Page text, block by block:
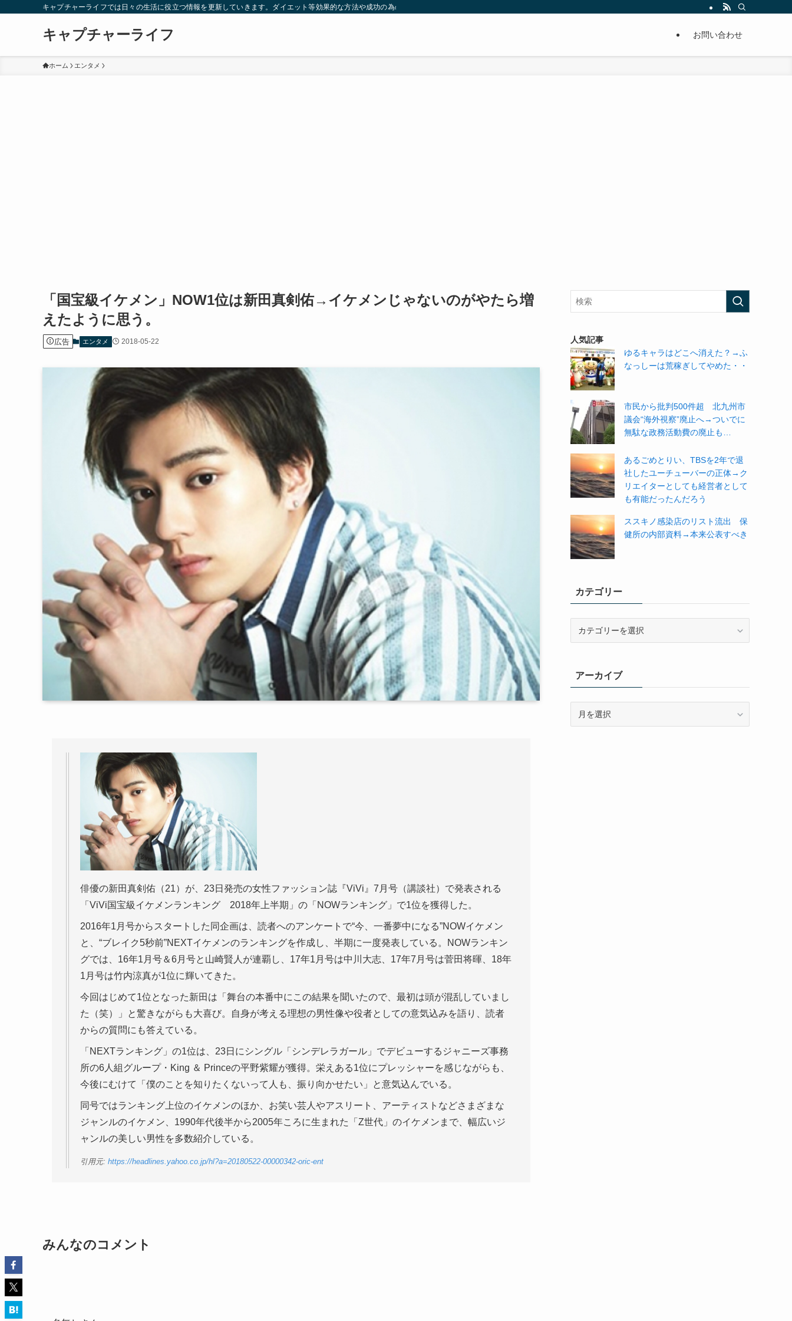
キャプチャーライフでは日々の生活に役立つ情報を更新していきます。ダイエット等効果的な方法や成功の為の秘訣等。太ったり悩んでいる方々が簡単に痩せることが出来るように分かりやすくまとめています。
キャプチャーライフ お問い合わせ
ホーム エンタメ
「国宝級イケメン」NOW1位は新田真剣佑→イケメンじゃないのがやたら増
えたように思う。
広告 エンタメ 2018-05-22
俳優の新田真剣佑（21）が、23日発売の女性ファッション誌『ViVi』7月号（講談社）で発表される
「ViVi国宝級イケメンランキング 2018年上半期」の「NOWランキング」で1位を獲得した。
2016年1月号からスタートした同企画は、読者へのアンケートで“今、一番夢中になる”NOWイケメン
と、“ブレイク5秒前”NEXTイケメンのランキングを作成し、半期に一度発表している。NOWランキン
グでは、16年1月号＆6月号と山崎賢人が連覇し、17年1月号は中川大志、17年7月号は菅田将暉、18年
1月号は竹内涼真が1位に輝いてきた。
今回はじめて1位となった新田は「舞台の本番中にこの結果を聞いたので、最初は頭が混乱していまし
た（笑）」と驚きながらも大喜び。自身が考える理想の男性像や役者としての意気込みを語り、読者
からの質問にも答えている。
「NEXTランキング」の1位は、23日にシングル「シンデレラガール」でデビューするジャニーズ事務
所の6人組グループ・King ＆ Princeの平野紫耀が獲得。栄えある1位にプレッシャーを感じながらも、
今後にむけて「僕のことを知りたくないって人も、振り向かせたい」と意気込んでいる。
同号ではランキング上位のイケメンのほか、お笑い芸人やアスリート、アーティストなどさまざまな
ジャンルのイケメン、1990年代後半から2005年ころに生まれた「Z世代」のイケメンまで、幅広いジ
ャンルの美しい男性を多数紹介している。
引用元: https://headlines.yahoo.co.jp/hl?a=20180522-00000342-oric-ent
みんなのコメント
人気記事
ゆるキャラはどこへ消えた？→ふ
なっしーは荒稼ぎしてやめた・・
市民から批判500件超 北九州市
議会“海外視察”廃止へ→ついでに
無駄な政務活動費の廃止も…
あるごめとりい、TBSを2年で退
社したユーチューバーの正体→ク
リエイターとしても経営者として
も有能だったんだろう
ススキノ感染店のリスト流出 保
健所の内部資料→本来公表すべき
カテゴリー
ーアーカイブ